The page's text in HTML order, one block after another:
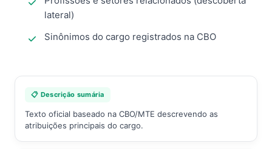
lateral)
Sinônimos do cargo registrados na CBO
📋 Descrição sumária
Texto oficial baseado na CBO/MTE descrevendo as
atribuições principais do cargo.